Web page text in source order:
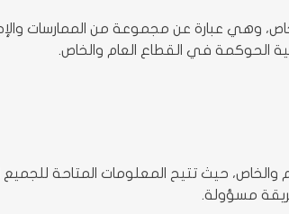
وهي عبارة عن مجموعة من الممارسات
الحوكمة في القطاع العام والخاص.
حيث تتيح المعلومات المتاحة
مسؤولة.